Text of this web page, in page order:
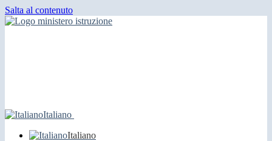
Salta al contenuto
Italiano
Italiano